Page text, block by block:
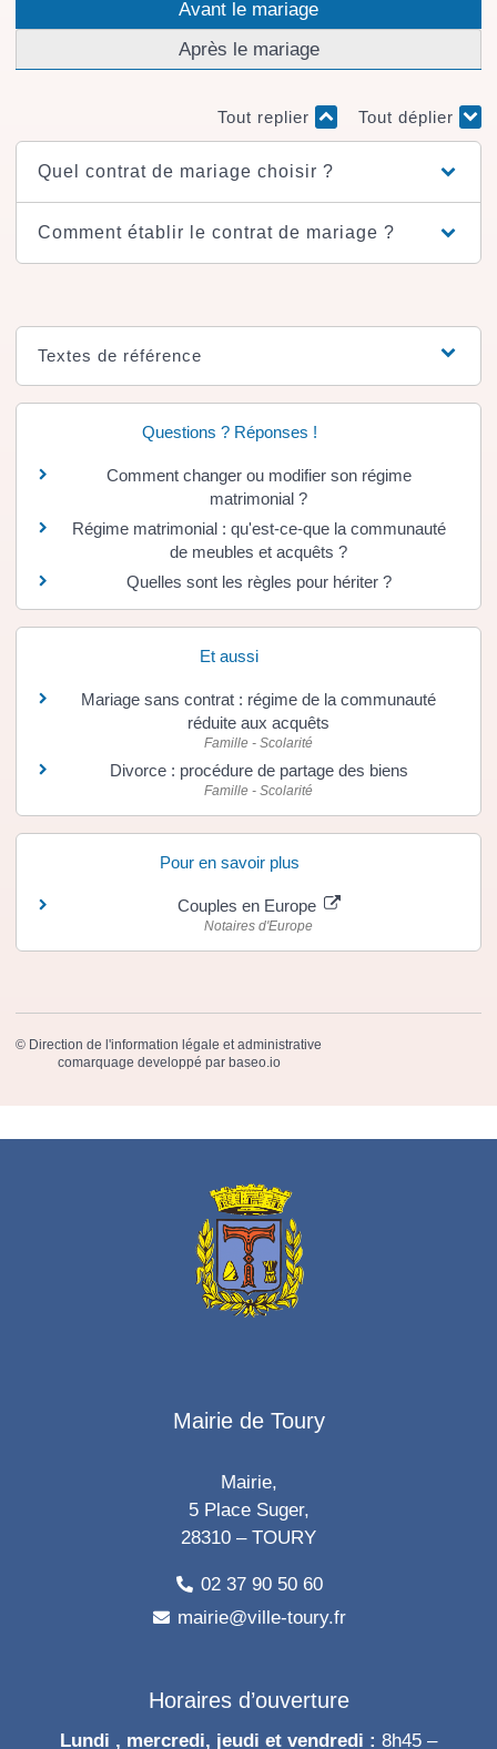
Avant le mariage
Après le mariage
Tout replier Tout déplier
Quel contrat de mariage choisir ?
Comment établir le contrat de mariage ?
Textes de référence
Questions ? Réponses !
Comment changer ou modifier son régime
matrimonial ?
Régime matrimonial : qu'est-ce-que la communauté
de meubles et acquêts ?
Quelles sont les règles pour hériter ?
Et aussi
Mariage sans contrat : régime de la communauté
réduite aux acquêts
Famille - Scolarité
Divorce : procédure de partage des biens
Famille - Scolarité
Pour en savoir plus
Couples en Europe
Notaires d'Europe
© Direction de l'information légale et administrative
comarquage developpé par baseo.io
Mairie de Toury
Mairie,
5 Place Suger,
28310 – TOURY
02 37 90 50 60
mairie@ville-toury.fr
Horaires d’ouverture
Lundi , mercredi, jeudi et vendredi : 8h45 –